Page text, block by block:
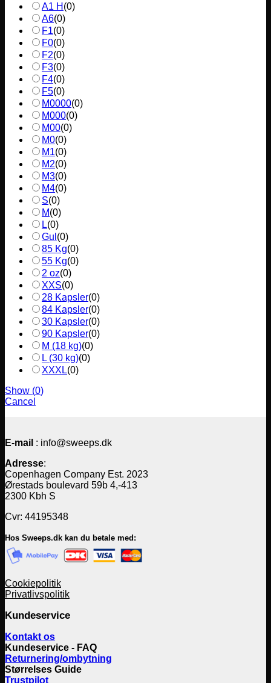
A1 H (0)
A6(0)
F1(0)
F0(0)
F2(0)
F3(0)
F4(0)
F5(0)
M0000(0)
M000(0)
M00(0)
M0(0)
M1(0)
M2(0)
M3(0)
M4(0)
S(0)
M(0)
L(0)
Gul (0)
85 Kg(0)
55 Kg(0)
2 oz(0)
XXS(0)
28 Kapsler(0)
84 Kapsler(0)
30 Kapsler(0)
90 Kapsler(0)
M (18 kg)(0)
L (30 kg)(0)
XXXL(0)
Show (0)
Cancel
E-mail : info@sweeps.dk
Adresse:
Copenhagen Company Est. 2023
Ørestads boulevard 59b 4,-413
2300 Kbh S
Cvr: 44195348
Hos Sweeps.dk kan du betale med:
Cookiepolitik
Privatlivspolitik
Kundeservice
Kontakt os
Kundeservice - FAQ
Returnering/ombytning
Størrelses Guide
Trustpilot